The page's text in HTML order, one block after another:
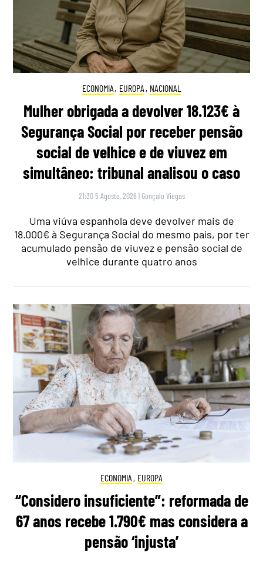
ECONOMIA, EUROPA , NACIONAL
Mulher obrigada a devolver 18.123€ à
Segurança Social por receber pensão
social de velhice e de viuvez em
simultâneo: tribunal analisou o caso
21:30 5 Agosto, 2026 | Gonçalo Viegas
Uma viúva espanhola deve devolver mais de
18.000€ à Segurança Social do mesmo país, por ter
acumulado pensão de viuvez e pensão social de
velhice durante quatro anos
ECONOMIA , EUROPA
“Considero insuficiente”: reformada de
67 anos recebe 1.790€ mas considera a
pensão ‘injusta’